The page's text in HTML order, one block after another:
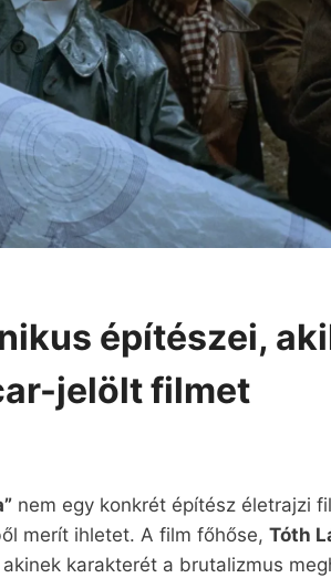
építészei,
jelölt filmet
nem egy konkrét építész életrajzi
merít ihletet. A film főhőse, Tóth
karakterét a brutalizmus